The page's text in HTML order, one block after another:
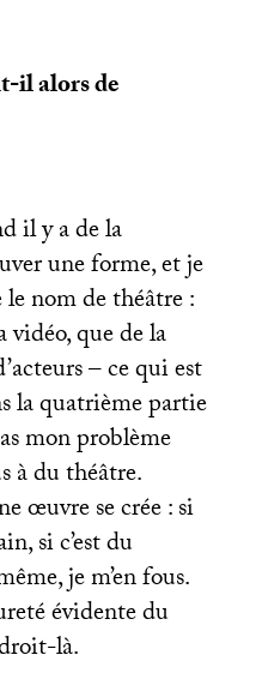
il alors de
il y a de la
une forme, et je
nom de théâtre :
vidéo, que de la
– ce qui est
la quatrième partie
mon problème
à du théâtre.
œuvre se crée : si
si c’est du
je m’en fous.
évidente du
là.